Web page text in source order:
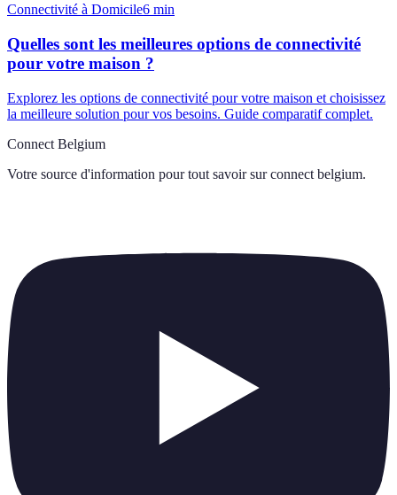
Connectivité à Domicile6 min
Quelles sont les meilleures options de connectivité
pour votre maison ?
Explorez les options de connectivité pour votre maison et choisissez
la meilleure solution pour vos besoins. Guide comparatif complet.
Connect Belgium
Votre source d'information pour tout savoir sur connect belgium.